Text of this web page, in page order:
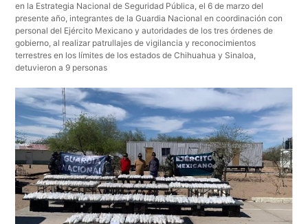
en la Estrategia Nacional de Seguridad Pública, el 6 de marzo del
presente año, integrantes de la Guardia Nacional en coordinación con
personal del Ejército Mexicano y autoridades de los tres órdenes de
gobierno, al realizar patrullajes de vigilancia y reconocimientos
terrestres en los límites de los estados de Chihuahua y Sinaloa,
detuvieron a 9 personas